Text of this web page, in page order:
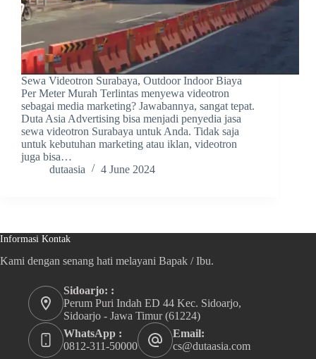
Sewa Videotron Surabaya, Outdoor Indoor Biaya
Per Meter Murah Terlintas menyewa videotron
sebagai media marketing? Jawabannya, sangat tepat.
Duta Asia Advertising bisa menjadi penyedia jasa
sewa videotron Surabaya untuk Anda. Tidak saja
untuk kebutuhan marketing atau iklan, videotron
juga bisa…
dutaasia
4 June 2024
Informasi Kontak
Kami dengan senang hati melayani Bapak / Ibu.
Sidoarjo: :
Perum Puri Indah ED 44 Kec. Sidoarjo,
Sidoarjo - Jawa Timur (61224)
WhatsApp :
0812-311-50000
Email:
cs@dutaasia.com